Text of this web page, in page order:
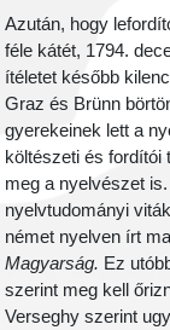
Azután, hogy
féle kátét, 1794.
ítéletet később
Graz és Brünn
gyerekeinek lett a
költészeti és fordítói
meg a nyelvészet
nyelvtudományi
német nyelven írt
Magyarság. Ez
szerint meg kell
Verseghy szerint